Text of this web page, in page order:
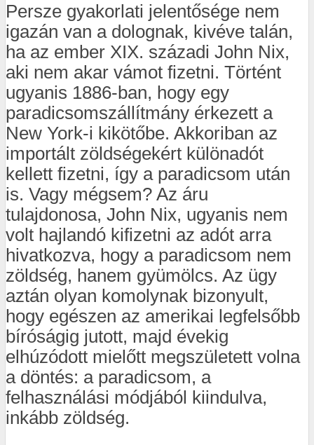
Persze gyakorlati jelentősége nem
igazán van a dolognak, kivéve talán,
ha az ember XIX. századi John Nix,
aki nem akar vámot fizetni. Történt
ugyanis 1886-ban, hogy egy
paradicsomszállítmány érkezett a
New York-i kikötőbe. Akkoriban az
importált zöldségekért különadót
kellett fizetni, így a paradicsom után
is. Vagy mégsem? Az áru
tulajdonosa, John Nix, ugyanis nem
volt hajlandó kifizetni az adót arra
hivatkozva, hogy a paradicsom nem
zöldség, hanem gyümölcs. Az ügy
aztán olyan komolynak bizonyult,
hogy egészen az amerikai legfelsőbb
bíróságig jutott, majd évekig
elhúzódott mielőtt megszületett volna
a döntés: a paradicsom, a
felhasználási módjából kiindulva,
inkább zöldség.